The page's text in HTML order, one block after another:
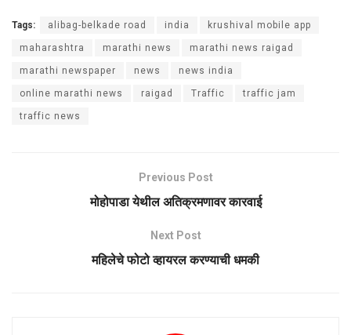
Tags: alibag-belkade road india krushival mobile app
maharashtra marathi news marathi news raigad
marathi newspaper news news india
online marathi news raigad Traffic traffic jam
traffic news
Previous Post
मोहोपाडा येथील अतिक्रमणावर कारवाई
Next Post
महिलेचे फोटो व्हायरल करण्याची धमकी